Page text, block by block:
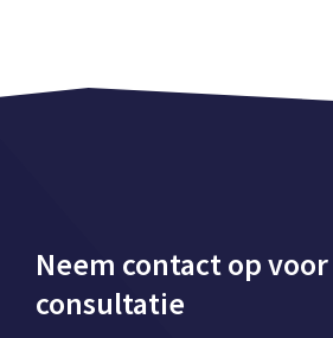
Neem contact op
consultatie